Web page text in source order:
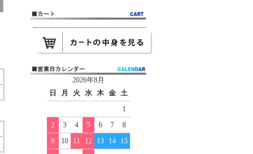
2026年8月
日
月 火 水 木 金
土
1
2
3 4 5 6 7
8
9
10 11 12 13 14
15